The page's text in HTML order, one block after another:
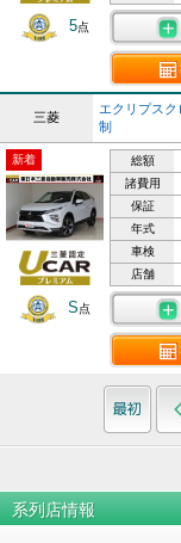
5点
三菱
エクリプス
制
新着
S点
総額
諸費用
保証
年式
車検
店舗
系列店情報